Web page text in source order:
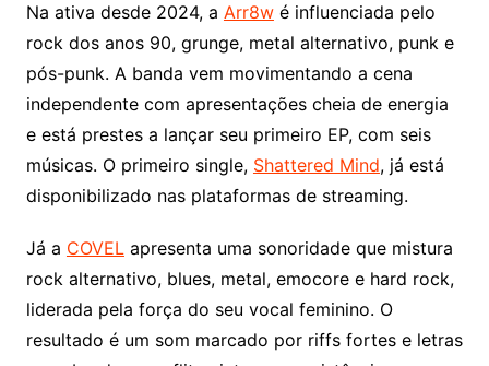
Na ativa desde 2024, a Arr8wé influenciada pelo
rock dos anos 90, grunge, metal alternativo, punk e
pós-punk. A banda vem movimentando a cena
independente com apresentações cheia de energia
e está prestes a lançar seu primeiro EP, com seis
músicas. O primeiro single, Shattered Mind, já está
disponibilizado nas plataformas de streaming.
Já a COVELapresenta uma sonoridade que mistura
rock alternativo, blues, metal, emocore e hard rock,
liderada pela força do seu vocal feminino. O
resultado é um som marcado por riffs fortes e letras